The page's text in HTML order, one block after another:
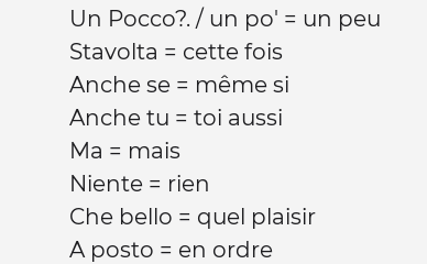
Un Pocco?. / un po' = un peu
Stavolta = cette fois
Anche se = même si
Anche tu = toi aussi
Ma = mais
Niente = rien
Che bello = quel plaisir
A posto = en ordre